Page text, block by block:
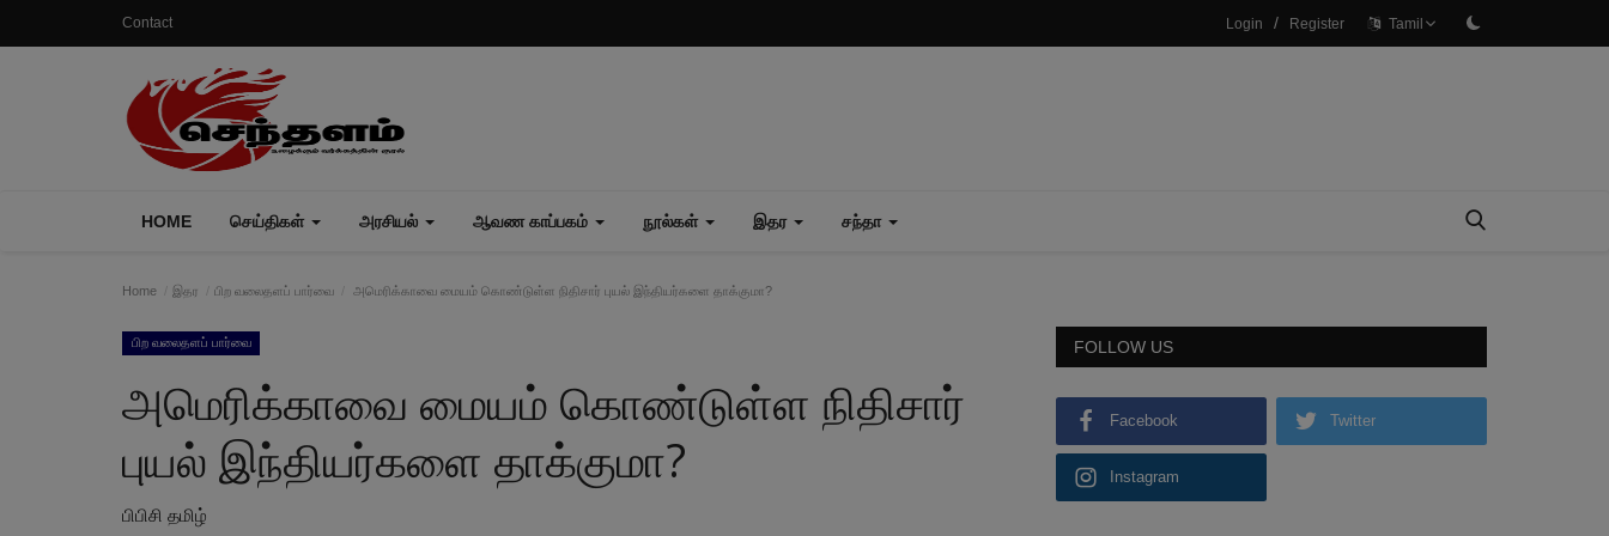
Contact Login / Register Tamil
HOME செய்திகள் அரசியல் ஆவண காப்பகம் நூல்கள் இதர சந்தா
Home இதர பிற வலைதளப் பார்வை அமெரிக்காவை மையம் கொண்டுள்ள நிதிசார் புயல் இந்தியர்களை தாக்குமா?
பிற வலைதளப் பார்வை
அமெரிக்காவை மையம் கொண்டுள்ள நிதிசார்
புயல் இந்தியர்களை தாக்குமா?
பிபிசி தமிழ்
FOLLOW US
Facebook Twitter
Instagram